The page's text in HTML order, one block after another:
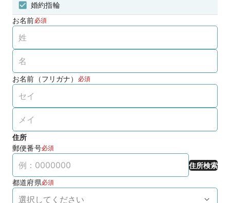
婚約指輪
お名前必須
お名前（フリガナ） 必須
住所
郵便番号必須
住所検索
都道府県必須